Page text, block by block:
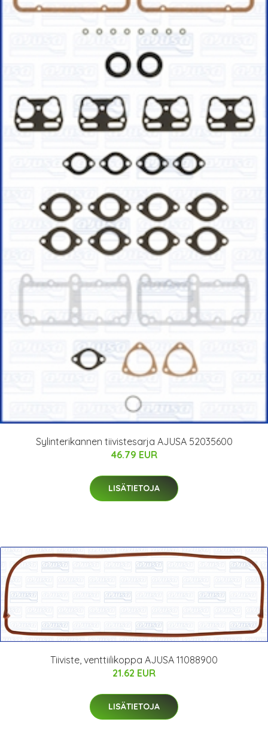
Sylinterikannen tiivistesarja AJUSA 52035600
46.79 EUR
LISÄTIETOJA
Tiiviste, venttiilikoppa AJUSA 11088900
21.62 EUR
LISÄTIETOJA